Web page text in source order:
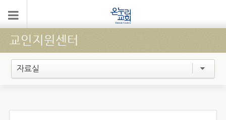
교인지원센터
자료실